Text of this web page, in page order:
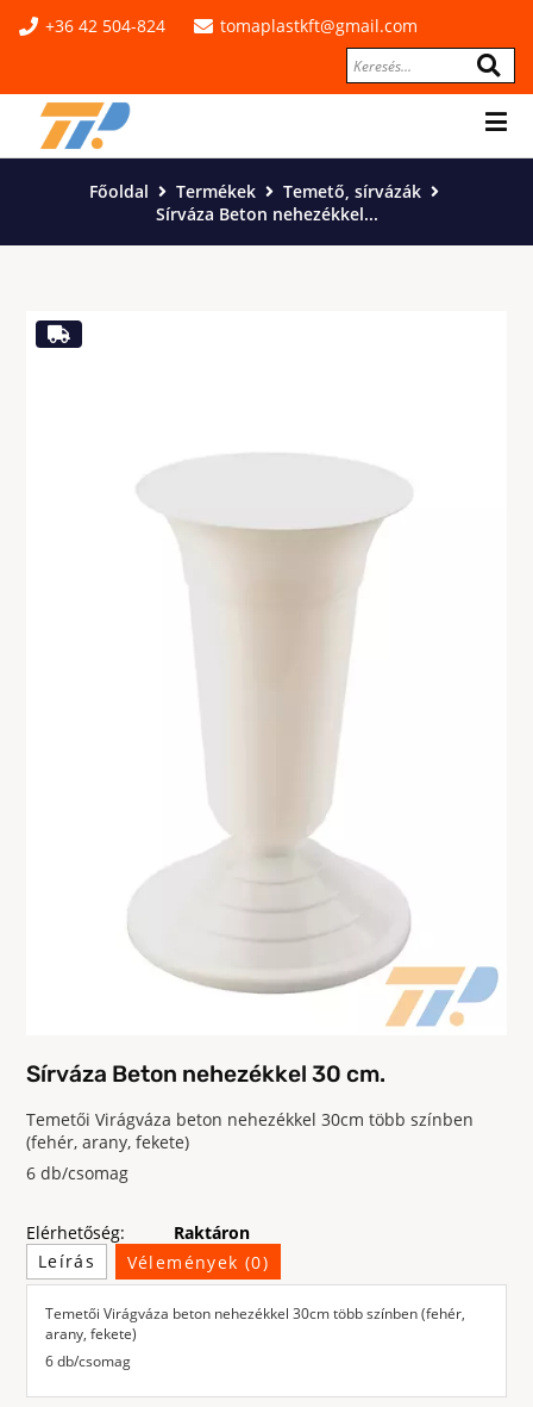
+36 42 504-824 tomaplastkft@gmail.com
Főoldal Termékek
Temető, sírvázák
Sírváza Beton nehezékkel...
Sírváza Beton nehezékkel 30 cm.
Temetői Virágváza beton nehezékkel 30cm több színben
(fehér, arany, fekete)
6 db/csomag
Elérhetőség:
Raktáron
Leírás
Vélemények (0)
Temetői Virágváza beton nehezékkel 30cm több színben (fehér,
arany, fekete)
6 db/csomag